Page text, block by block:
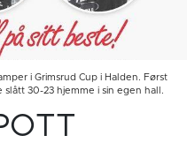
i Grimsrud Cup i Halden. Først
30-23 hjemme i sin egen hall.